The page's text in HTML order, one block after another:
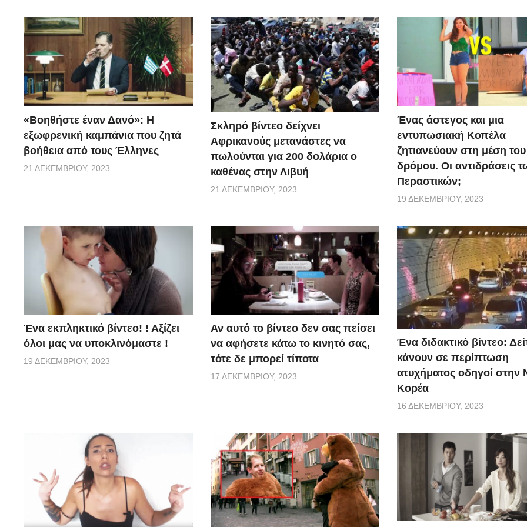
«Βοηθήστε έναν Δανό»: H
εξωφρενική καμπάνια που ζητά
βοήθεια από τους Έλληνες
21 ΔΕΚΕΜΒΡΊΟΥ, 2023
Σκληρό βίντεο δείχνει
Αφρικανούς μετανάστες να
πωλούνται για 200 δολάρια ο
καθένας στην Λιβυή
21 ΔΕΚΕΜΒΡΊΟΥ, 2023
Ένας άστεγος και μια
εντυπωσιακή Κοπέλα
ζητιανεύουν στη μέση του
δρόμου. Οι αντιδράσεις
Περαστικών;
19 ΔΕΚΕΜΒΡΊΟΥ, 2023
Ένα εκπληκτικό βίντεο! ! Αξίζει
όλοι μας να υποκλινόμαστε !
19 ΔΕΚΕΜΒΡΊΟΥ, 2023
Αν αυτό το βίντεο δεν σας πείσει
να αφήσετε κάτω το κινητό σας,
τότε δε μπορεί τίποτα
17 ΔΕΚΕΜΒΡΊΟΥ, 2023
Ένα διδακτικό βίντεο:
κάνουν σε περίπτωση
ατυχήματος οδηγοί στην
Κορέα
16 ΔΕΚΕΜΒΡΊΟΥ, 2023